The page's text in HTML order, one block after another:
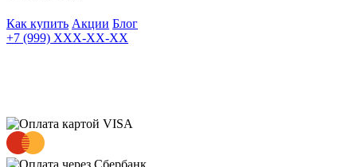
Как купить Акции Блог
+7 (999) XXX-XX-XX